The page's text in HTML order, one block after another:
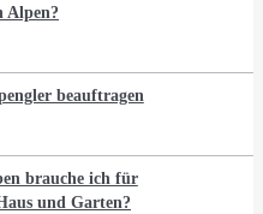
Alpen?
beauftragen
brauche ich für
und Garten?